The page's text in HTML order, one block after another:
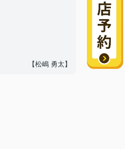
【松嶋 勇太】